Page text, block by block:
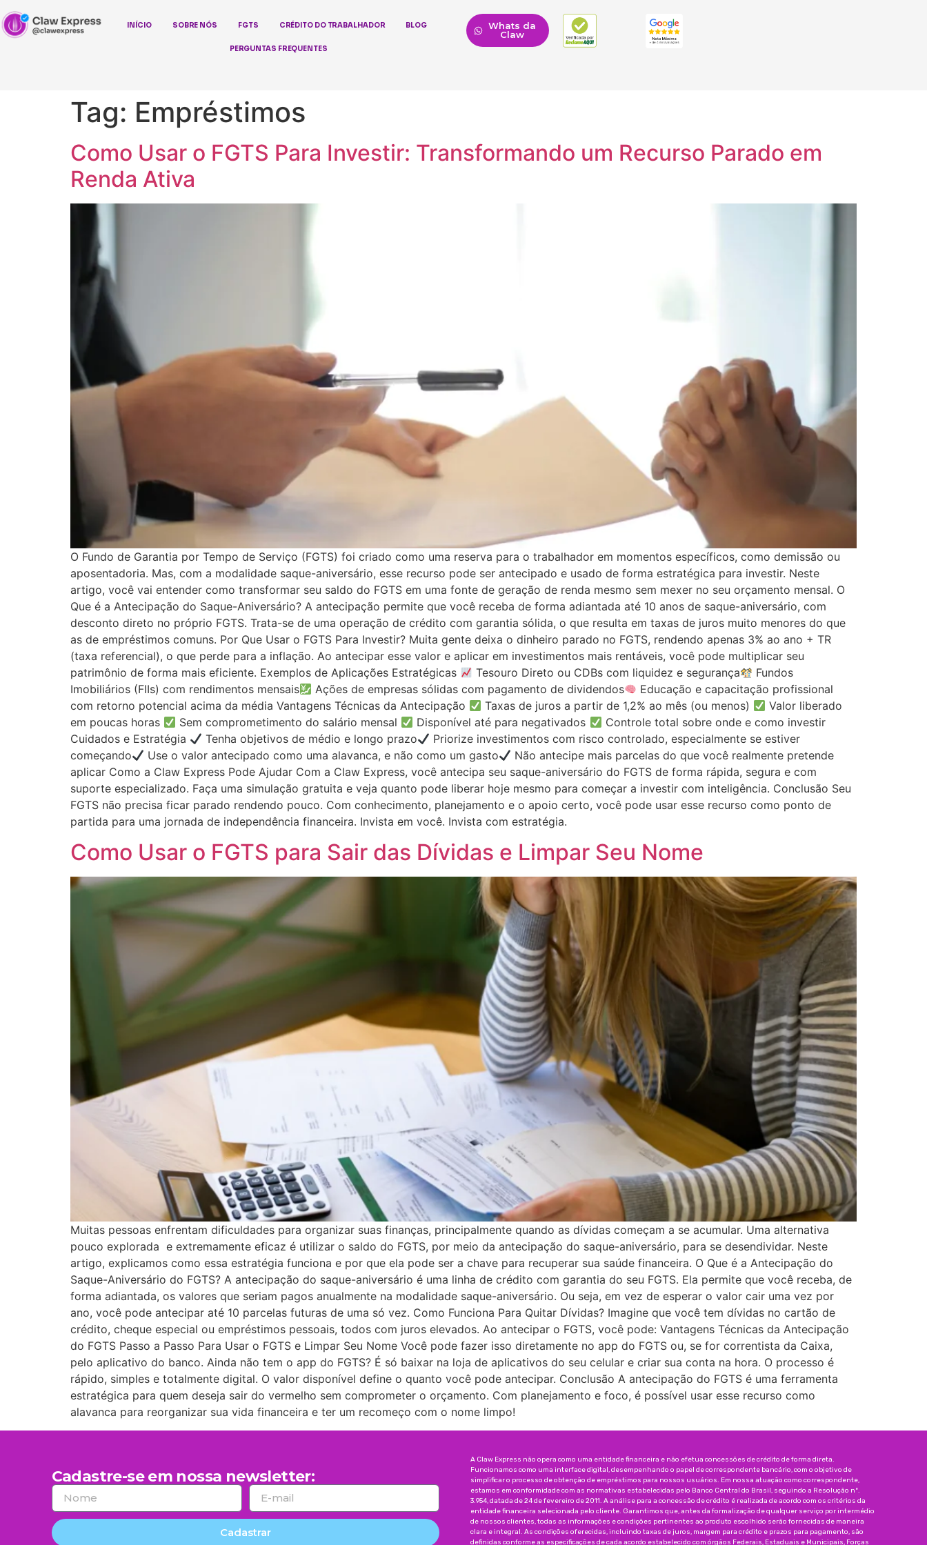
INÍCIO SOBRE NÓS FGTS CRÉDITO DO TRABALHADOR BLOG
PERGUNTAS FREQUENTES
Whats da
Claw
Tag: Empréstimos
Como Usar o FGTS Para Investir: Transformando um Recurso Parado em
Renda Ativa
O Fundo de Garantia por Tempo de Serviço (FGTS) foi criado como uma reserva para o trabalhador em momentos específicos, como demissão ou
aposentadoria. Mas, com a modalidade saque-aniversário, esse recurso pode ser antecipado e usado de forma estratégica para investir. Neste
artigo, você vai entender como transformar seu saldo do FGTS em uma fonte de geração de renda mesmo sem mexer no seu orçamento mensal. O
Que é a Antecipação do Saque-Aniversário? A antecipação permite que você receba de forma adiantada até 10 anos de saque-aniversário, com
desconto direto no próprio FGTS. Trata-se de uma operação de crédito com garantia sólida, o que resulta em taxas de juros muito menores do que
as de empréstimos comuns. Por Que Usar o FGTS Para Investir? Muita gente deixa o dinheiro parado no FGTS, rendendo apenas 3% ao ano + TR
(taxa referencial), o que perde para a inflação. Ao antecipar esse valor e aplicar em investimentos mais rentáveis, você pode multiplicar seu
patrimônio de forma mais eficiente. Exemplos de Aplicações Estratégicas
Tesouro Direto ou CDBs com liquidez e segurança
Fundos
Imobiliários (FIIs) com rendimentos mensais
Ações de empresas sólidas com pagamento de dividendos
Educação e capacitação profissional
com retorno potencial acima da média Vantagens Técnicas da Antecipação
Taxas de juros a partir de 1,2% ao mês (ou menos)
Valor liberado
em poucas horas
Sem comprometimento do salário mensal Disponível até para negativados
Controle total sobre onde e como investir
Cuidados e Estratégia
Tenha objetivos de médio e longo prazo
Priorize investimentos com risco controlado, especialmente se estiver
começando
Use o valor antecipado como uma alavanca, e não como um gasto
Não antecipe mais parcelas do que você realmente pretende
aplicar Como a Claw Express Pode Ajudar Com a Claw Express, você antecipa seu saque-aniversário do FGTS de forma rápida, segura e com
suporte especializado. Faça uma simulação gratuita e veja quanto pode liberar hoje mesmo para começar a investir com inteligência. Conclusão Seu
FGTS não precisa ficar parado rendendo pouco. Com conhecimento, planejamento e o apoio certo, você pode usar esse recurso como ponto de
partida para uma jornada de independência financeira. Invista em você. Invista com estratégia.
Como Usar o FGTS para Sair das Dívidas e Limpar Seu Nome
Muitas pessoas enfrentam dificuldades para organizar suas finanças, principalmente quando as dívidas começam a se acumular. Uma alternativa
pouco explorada e extremamente eficaz é utilizar o saldo do FGTS, por meio da antecipação do saque-aniversário, para se desendividar. Neste
artigo, explicamos como essa estratégia funciona e por que ela pode ser a chave para recuperar sua saúde financeira. O Que é a Antecipação do
Saque-Aniversário do FGTS? A antecipação do saque-aniversário é uma linha de crédito com garantia do seu FGTS. Ela permite que você receba, de
forma adiantada, os valores que seriam pagos anualmente na modalidade saque-aniversário. Ou seja, em vez de esperar o valor cair uma vez por
ano, você pode antecipar até 10 parcelas futuras de uma só vez. Como Funciona Para Quitar Dívidas? Imagine que você tem dívidas no cartão de
crédito, cheque especial ou empréstimos pessoais, todos com juros elevados. Ao antecipar o FGTS, você pode: Vantagens Técnicas da Antecipação
do FGTS Passo a Passo Para Usar o FGTS e Limpar Seu Nome Você pode fazer isso diretamente no app do FGTS ou, se for correntista da Caixa,
pelo aplicativo do banco. Ainda não tem o app do FGTS? É só baixar na loja de aplicativos do seu celular e criar sua conta na hora. O processo é
rápido, simples e totalmente digital. O valor disponível define o quanto você pode antecipar. Conclusão A antecipação do FGTS é uma ferramenta
estratégica para quem deseja sair do vermelho sem comprometer o orçamento. Com planejamento e foco, é possível usar esse recurso como
alavanca para reorganizar sua vida financeira e ter um recomeço com o nome limpo!
Cadastre-se em nossa newsletter:
Cadastrar
A Claw Express não opera como uma entidade financeira e não efetua concessões de crédito de forma direta.
Funcionamos como uma interface digital, desempenhando o papel de correspondente bancário, com o objetivo de
simplificar o processo de obtenção de empréstimos para nossos usuários. Em nossa atuação como correspondente,
estamos em conformidade com as normativas estabelecidas pelo Banco Central do Brasil, seguindo a Resolução nº.
3.954, datada de 24 de fevereiro de 2011. A análise para a concessão de crédito é realizada de acordo com os critérios da
entidade financeira selecionada pelo cliente. Garantimos que, antes da formalização de qualquer serviço por intermédio
de nossos clientes, todas as informações e condições pertinentes ao produto escolhido serão fornecidas de maneira
clara e integral. As condições oferecidas, incluindo taxas de juros, margem para crédito e prazos para pagamento, são
definidas conforme as especificações de cada acordo estabelecido com órgãos Federais, Estaduais e Municipais, Forças